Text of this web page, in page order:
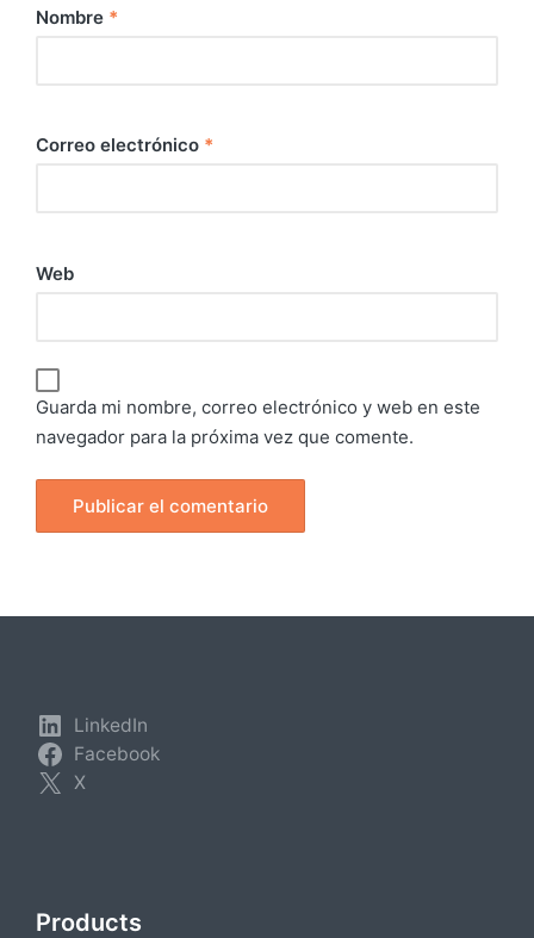
Nombre *
Correo electrónico *
Web
Guarda mi nombre, correo electrónico y web en este
navegador para la próxima vez que comente.
LinkedIn
Facebook
X
Products